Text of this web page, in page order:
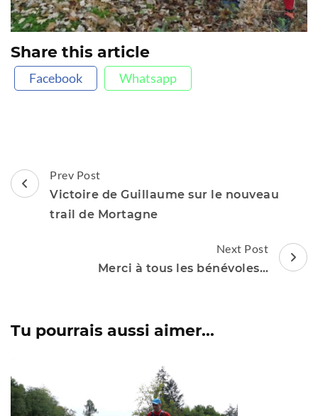
Share this article
Facebook Whatsapp
Post
Navigation
Prev Post
Victoire de Guillaume sur le nouveau
trail de Mortagne
Next Post
Merci à tous les bénévoles…
Tu pourrais aussi aimer...